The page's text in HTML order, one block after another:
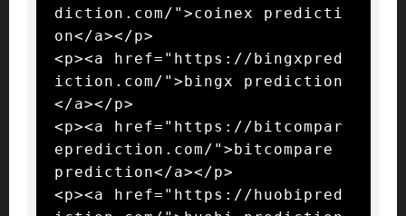
diction.com/">coinex predicti
on</a></p>
<p><a href="https://bingxpred
iction.com/">bingx prediction
</a></p>
<p><a href="https://bitcompar
eprediction.com/">bitcompare
prediction</a></p>
<p><a href="https://huobipred